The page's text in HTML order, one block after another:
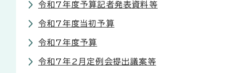
令和7年度予算記者発表資料等
令和7年度当初予算
令和7年度予算
令和7年2月定例会提出議案等